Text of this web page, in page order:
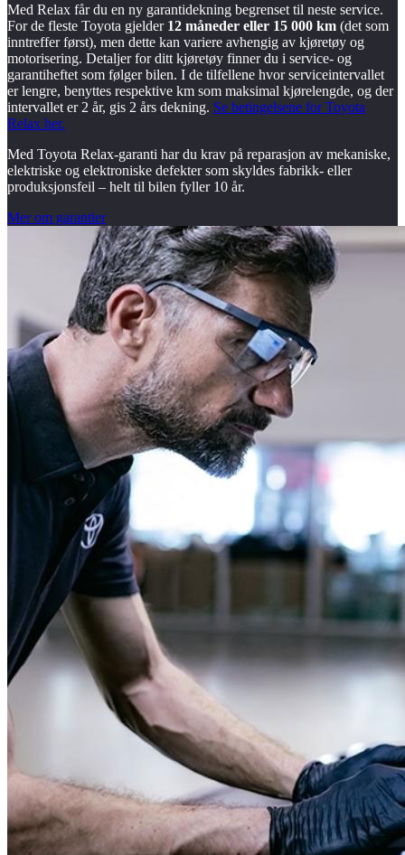
Med Relax får du en ny garantidekning begrenset til neste service.
For de fleste Toyota gjelder 12 måneder eller 15 000 km (det som
inntreffer først), men dette kan variere avhengig av kjøretøy og
motorisering. Detaljer for ditt kjøretøy finner du i service- og
garantiheftet som følger bilen. I de tilfellene hvor serviceintervallet
er lengre, benyttes respektive km som maksimal kjørelengde, og der
intervallet er 2 år, gis 2 års dekning. Se betingelsene for Toyota
Relax her.
Med Toyota Relax-garanti har du krav på reparasjon av mekaniske,
elektriske og elektroniske defekter som skyldes fabrikk- eller
produksjonsfeil – helt til bilen fyller 10 år.
Mer om garantier